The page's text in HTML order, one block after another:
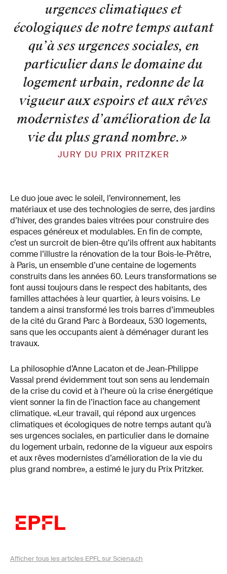
urgences climatiques et
écologiques de notre temps autant
qu’à ses urgences sociales, en
particulier dans le domaine du
logement urbain, redonne de la
vigueur aux espoirs et aux rêves
modernistes d’amélioration de la
vie du plus grand nombre.»
JURY DU PRIX PRITZKER
Le duo joue avec le soleil, l’environnement, les
matériaux et use des technologies de serre, des jardins
d’hiver, des grandes baies vitrées pour construire des
espaces généreux et modulables. En fin de compte,
c’est un surcroit de bien-être qu’ils offrent aux habitants
comme l’illustre la rénovation de la tour Bois-le-Prêtre,
à Paris, un ensemble d’une centaine de logements
construits dans les années 60. Leurs transformations se
font aussi toujours dans le respect des habitants, des
familles attachées à leur quartier, à leurs voisins. Le
tandem a ainsi transformé les trois barres d’immeubles
de la cité du Grand Parc à Bordeaux, 530 logements,
sans que les occupants aient à déménager durant les
travaux.
La philosophie d’Anne Lacaton et de Jean-Philippe
Vassal prend évidemment tout son sens au lendemain
de la crise du covid et à l’heure où la crise énergétique
vient sonner la fin de l’inaction face au changement
climatique. «Leur travail, qui répond aux urgences
climatiques et écologiques de notre temps autant qu’à
ses urgences sociales, en particulier dans le domaine
du logement urbain, redonne de la vigueur aux espoirs
et aux rêves modernistes d’amélioration de la vie du
plus grand nombre», a estimé le jury du Prix Pritzker.
Afficher tous les articles EPFL sur Sciena.ch